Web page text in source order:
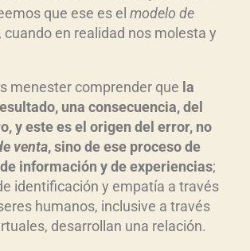
que ese es el modelo de
cuando en realidad nos molesta y
menester comprender que la
una consecuencia, del
y este es el origen del error, no
venta, sino de ese proceso de
información y de experiencias;
identificación y empatía a través
humanos, inclusive a través
desarrollan una relación.